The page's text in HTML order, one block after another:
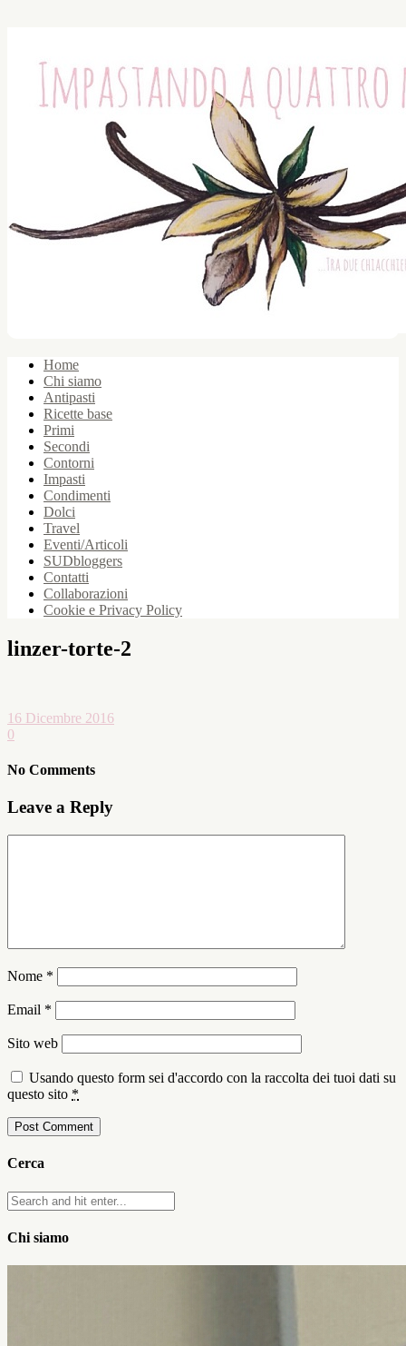
Home
Chi siamo
Antipasti
Ricette base
Primi
Secondi
Contorni
Impasti
Condimenti
Dolci
Travel
Eventi/Articoli
SUDbloggers
Contatti
Collaborazioni
Cookie e Privacy Policy
linzer-torte-2
16 Dicembre 2016
0
No Comments
Leave a Reply
Nome *
Email *
Sito web
Usando questo form sei d'accordo con la raccolta dei tuoi dati su
questo sito *
Cerca
Chi siamo